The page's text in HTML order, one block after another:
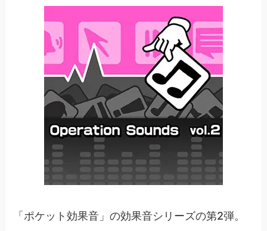
「ポケット効果音」の効果音シリーズの第2弾。